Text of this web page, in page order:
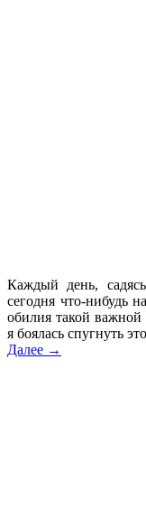
Каждый день,
сегодня что-нибудь
обилия такой важной
я боялась спугнуть
Далее →